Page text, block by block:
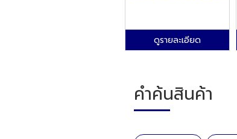
ดูรายละเอียด
คำค้นสินค้า